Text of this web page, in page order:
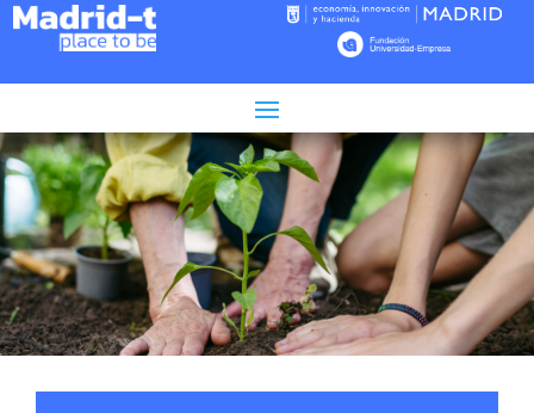
Tiempo de lectura: 3